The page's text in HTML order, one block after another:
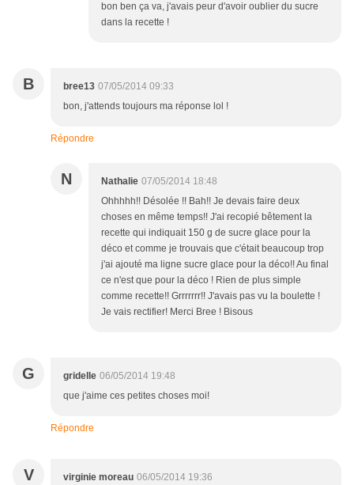
bon ben ça va, j'avais peur d'avoir oublier du sucre
dans la recette !
B bree13 07/05/2014 09:33
bon, j'attends toujours ma réponse lol !
Répondre
N Nathalie 07/05/2014 18:48
Ohhhhh!! Désolée !! Bah!! Je devais faire deux
choses en même temps!! J'ai recopié bêtement la
recette qui indiquait 150 g de sucre glace pour la
déco et comme je trouvais que c'était beaucoup trop
j'ai ajouté ma ligne sucre glace pour la déco!! Au final
ce n'est que pour la déco ! Rien de plus simple
comme recette!! Grrrrrrr!! J'avais pas vu la boulette !
Je vais rectifier! Merci Bree ! Bisous
G gridelle 06/05/2014 19:48
que j'aime ces petites choses moi!
Répondre
V virginie moreau 06/05/2014 19:36